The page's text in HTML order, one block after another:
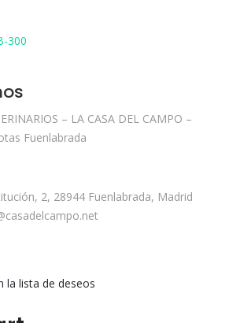
– LA CASA DEL CAMPO –
Fuenlabrada
2, 28944 Fuenlabrada, Madrid
la lista de deseos